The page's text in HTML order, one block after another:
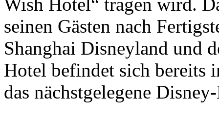
seinen Gästen nach
Shanghai Disneyland und
Hotel befindet sich bereits
das nächstgelegene